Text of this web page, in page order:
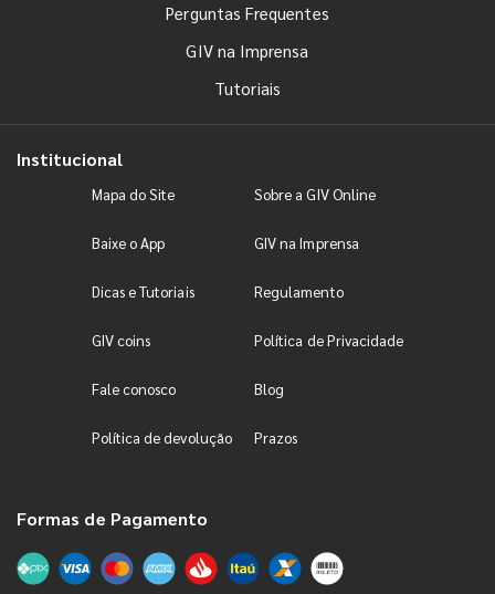
Perguntas Frequentes
GIV na Imprensa
Tutoriais
Institucional
Mapa do Site Sobre a GIV Online
Baixe o App GIV na Imprensa
Dicas e Tutoriais Regulamento
GIV coins Política de Privacidade
Fale conosco Blog
Política de devolução Prazos
Formas de Pagamento